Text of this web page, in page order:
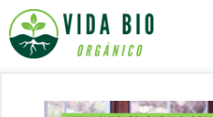
Saltar
al
contenido